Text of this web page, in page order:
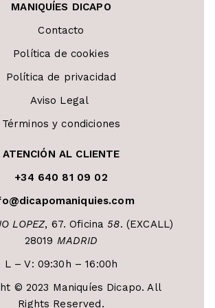
MANIQUÍES DICAPO
Contacto
Política de cookies
Política de privacidad
Aviso Legal
Términos y condiciones
ATENCIÓN AL CLIENTE
+34 640 81 09 02
LOPEZ, 67. Oficina 58. (EXCALL)
28019 MADRID
L – V: 09:30h – 16:00h
© 2023 Maniquíes Dicapo. All
Rights Reserved.